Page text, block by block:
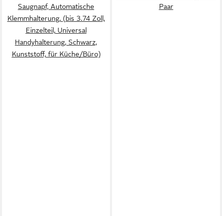
Saugnapf, Automatische
Klemmhalterung, (bis 3.74 Zoll,
Einzelteil, Universal
Handyhalterung, Schwarz,
Kunststoff, für Küche/Büro)
Paar